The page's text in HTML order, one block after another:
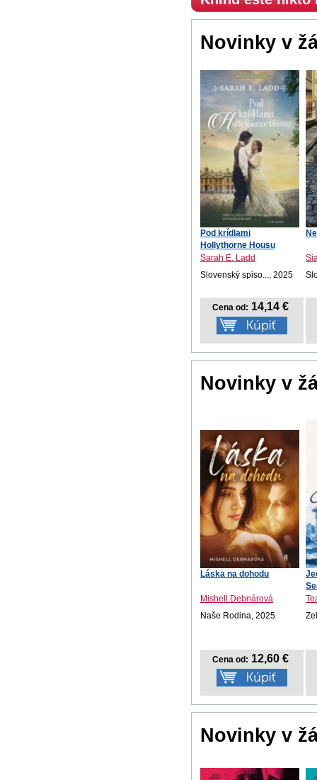
Novinky v
Pod krídlami
Hollythorne Housu
Sarah E. Ladd
Slovenský spiso..., 2025
Cena od: 14,14 €
Novinky v
Láska na dohodu
Mishell Debnárová
Naše Rodina, 2025
Cena od: 12,60 €
Novinky v